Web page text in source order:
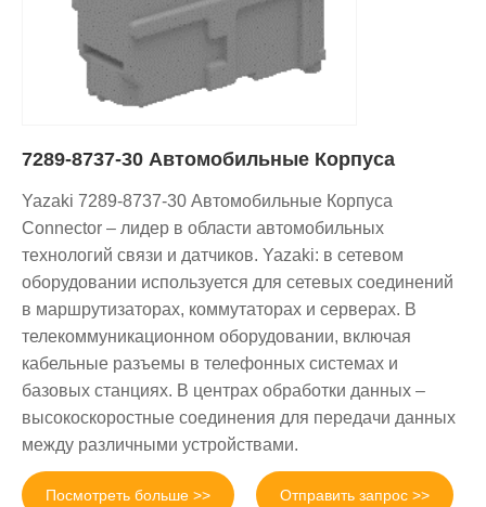
7289-8737-30 Автомобильные Корпуса
Yazaki 7289-8737-30 Автомобильные Корпуса
Connector – лидер в области автомобильных
технологий связи и датчиков. Yazaki: в сетевом
оборудовании используется для сетевых соединений
в маршрутизаторах, коммутаторах и серверах. В
телекоммуникационном оборудовании, включая
кабельные разъемы в телефонных системах и
базовых станциях. В центрах обработки данных –
высокоскоростные соединения для передачи данных
между различными устройствами.
Посмотреть больше >> Отправить запрос >>